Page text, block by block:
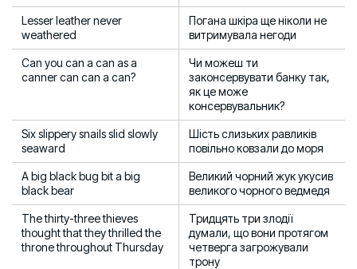
Lesser leather never
weathered
Погана шкіра ще ніколи не
витримувала негоди
Can you can a can as a
canner can can a can?
Чи можеш ти
законсервувати банку так,
як це може
консервувальник?
Six slippery snails slid slowly
seaward
Шість слизьких равликів
повільно ковзали до моря
A big black bug bit a big
black bear
Великий чорний жук укусив
великого чорного ведмедя
The thirty-three thieves
thought that they thrilled the
throne throughout Thursday
Тридцять три злодії
думали, що вони протягом
четверга загрожували
трону